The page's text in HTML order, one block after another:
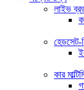
লাইভ
হেডসেট-
কার